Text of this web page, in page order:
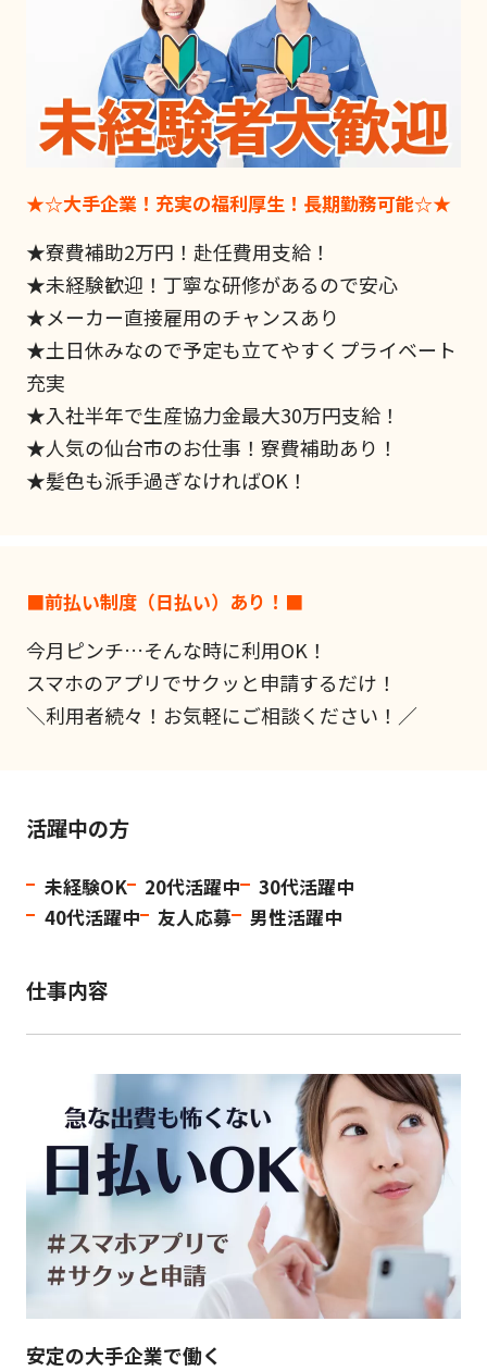
★☆大手企業！充実の福利厚生！長期勤務可能☆★
★寮費補助2万円！赴任費用支給！
★未経験歓迎！丁寧な研修があるので安心
★メーカー直接雇用のチャンスあり
★土日休みなので予定も立てやすくプライベート
充実
★入社半年で生産協力金最大30万円支給！
★人気の仙台市のお仕事！寮費補助あり！
★髪色も派手過ぎなければOK！
■前払い制度（日払い）あり！■
今月ピンチ…そんな時に利用OK！
スマホのアプリでサクッと申請するだけ！
＼利用者続々！お気軽にご相談ください！／
活躍中の方
未経験OK 20代活躍中
30代活躍中
40代活躍中
友人応募 男性活躍中
仕事内容
安定の大手企業で働く